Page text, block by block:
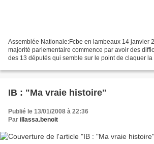
Assemblée Nationale:Fcbe en lambeaux 14 janvier
majorité parlementaire commence par avoir des
des 13 députés qui semble sur le point de claquer la
IB : "Ma vraie histoire"
Publié le 13/01/2008 à 22:36
Par illassa.benoit